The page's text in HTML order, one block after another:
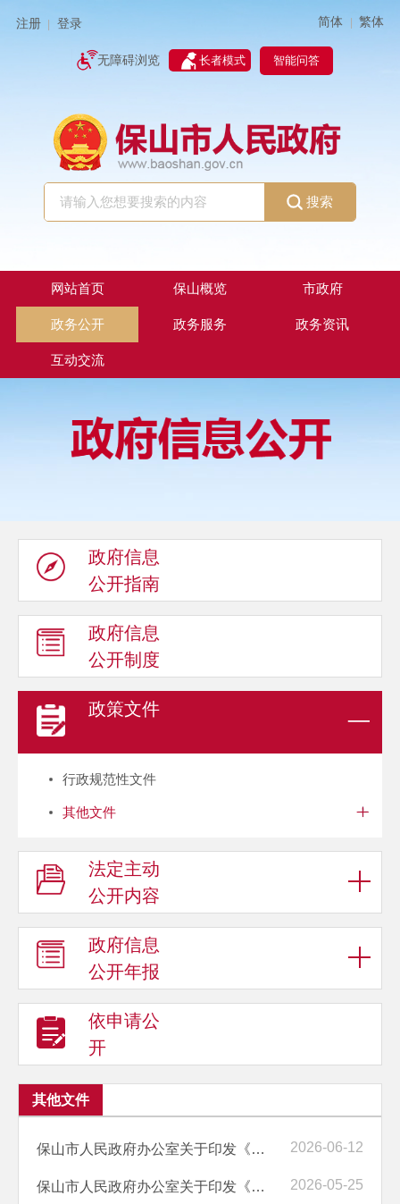
注册 登录 简体 | 繁体
无障碍浏览 长者模式 智能问答
搜索
网站首页 保山概览 市政府
政务公开 政务服务 政务资讯
互动交流
政府信息
公开指南
政府信息
公开制度
政策文件
行政规范性文件
其他文件
法定主动
公开内容
政府信息
公开年报
依申请公
开
其他文件
保山市人民政府办公室关于印发《保山市行政执法“预约式”指导服务实施... 2026-06-12
保山市人民政府办公室关于印发《保山市“综合查一次”事项清单（2026年... 2026-05-25